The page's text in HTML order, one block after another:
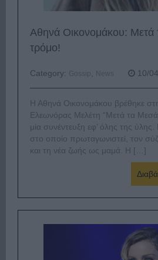
Αθηνά Οικονομάκου: Μετά
τρόμο!
Category: Gossip News 10/
Η Αθηνά Οικονομάκου βρέθηκε
Ελεωνόρας Μελέτη “Μετά τα
μία συνέντευξη εφ’ όλης της ύλης.
στο οποίο πρωταγωνιστεί, τον
και τη νέα ζωής ως μαμά. Η […]